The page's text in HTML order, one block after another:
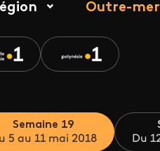
Outre-mer
Semaine 19
5 au 11 mai 2018
Du